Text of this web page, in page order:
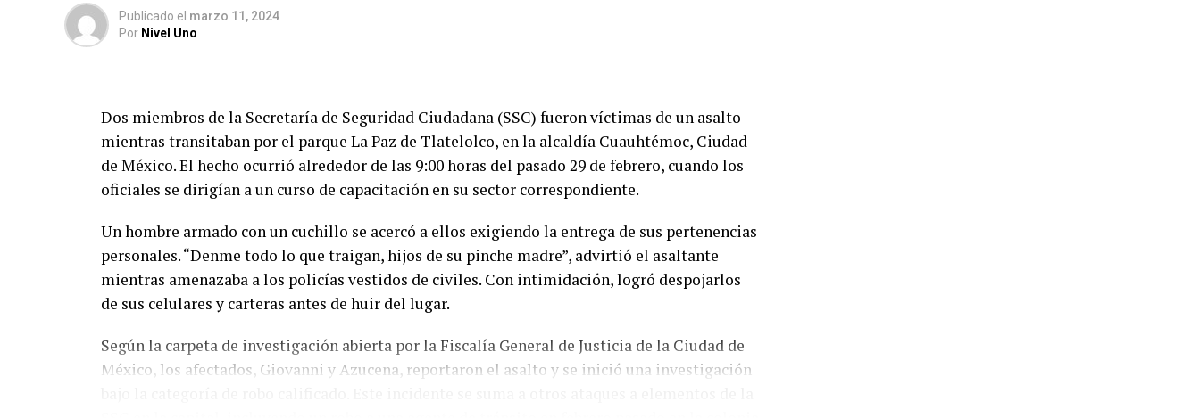
Publicado el marzo 11, 2024
Por Nivel Uno
Dos miembros de la Secretaría de Seguridad Ciudadana (SSC) fueron víctimas de un asalto
mientras transitaban por el parque La Paz de Tlatelolco, en la alcaldía Cuauhtémoc, Ciudad
de México. El hecho ocurrió alrededor de las 9:00 horas del pasado 29 de febrero, cuando los
oficiales se dirigían a un curso de capacitación en su sector correspondiente.
Un hombre armado con un cuchillo se acercó a ellos exigiendo la entrega de sus pertenencias
personales. “Denme todo lo que traigan, hijos de su pinche madre”, advirtió el asaltante
mientras amenazaba a los policías vestidos de civiles. Con intimidación, logró despojarlos
de sus celulares y carteras antes de huir del lugar.
Según la carpeta de investigación abierta por la Fiscalía General de Justicia de la Ciudad de
México, los afectados, Giovanni y Azucena, reportaron el asalto y se inició una investigación